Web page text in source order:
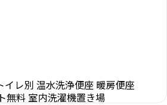
イレ別 温水洗浄便座 暖房便座
無料 室内洗濯機置き場